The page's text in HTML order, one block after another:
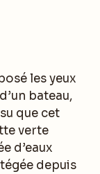
les yeux
bateau,
que cet
verte
d’eaux
depuis